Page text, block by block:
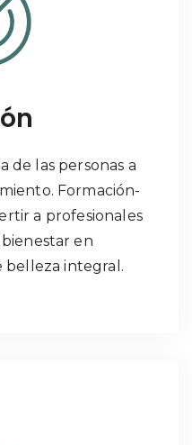
de las personas a
Formación-
a profesionales
en
belleza integral.